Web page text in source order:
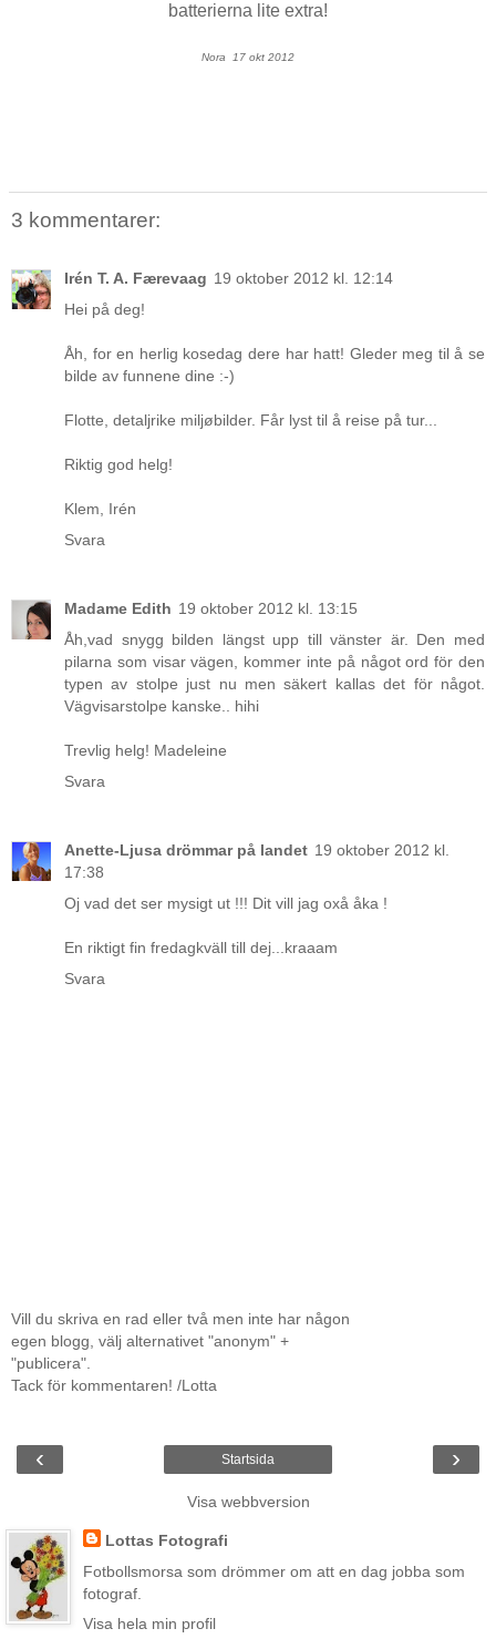
batterierna lite extra!
Nora 17 okt 2012
3 kommentarer:
Irén T. A. Færevaag 19 oktober 2012 kl. 12:14
Hei på deg!
Åh, for en herlig kosedag dere har hatt! Gleder meg til å se
bilde av funnene dine :-)
Flotte, detaljrike miljøbilder. Får lyst til å reise på tur...
Riktig god helg!
Klem, Irén
Svara
Madame Edith 19 oktober 2012 kl. 13:15
Åh,vad snygg bilden längst upp till vänster är. Den med
pilarna som visar vägen, kommer inte på något ord för den
typen av stolpe just nu men säkert kallas det för något.
Vägvisarstolpe kanske.. hihi
Trevlig helg! Madeleine
Svara
Anette-Ljusa drömmar på landet 19 oktober 2012 kl.
17:38
Oj vad det ser mysigt ut !!! Dit vill jag oxå åka !
En riktigt fin fredagkväll till dej...kraaam
Svara
Vill du skriva en rad eller två men inte har någon
egen blogg, välj alternativet "anonym" +
"publicera".
Tack för kommentaren! /Lotta
‹ ›
Startsida
Visa webbversion
Lottas Fotografi
Fotbollsmorsa som drömmer om att en dag jobba som
fotograf.
Visa hela min profil